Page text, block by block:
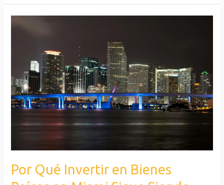
Por Qué Invertir en Bienes
Bienes
Raíces
en
Decisión